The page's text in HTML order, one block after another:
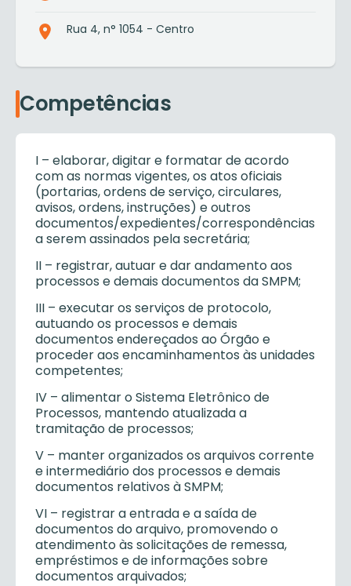
Rua 4, n° 1054 - Centro
Competências
I – elaborar, digitar e formatar de acordo
com as normas vigentes, os atos oficiais
(portarias, ordens de serviço, circulares,
avisos, ordens, instruções) e outros
documentos/expedientes/correspondências
a serem assinados pela secretária;
II – registrar, autuar e dar andamento aos
processos e demais documentos da SMPM;
III – executar os serviços de protocolo,
autuando os processos e demais
documentos endereçados ao Órgão e
proceder aos encaminhamentos às unidades
competentes;
IV – alimentar o Sistema Eletrônico de
Processos, mantendo atualizada a
tramitação de processos;
V – manter organizados os arquivos corrente
e intermediário dos processos e demais
documentos relativos à SMPM;
VI – registrar a entrada e a saída de
documentos do arquivo, promovendo o
atendimento às solicitações de remessa,
empréstimos e de informações sobre
documentos arquivados;